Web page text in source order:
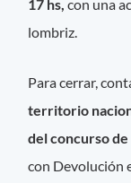
17 hs,con una
lombriz.
Para cerrar,
territorio
del concurso de
con Devolución